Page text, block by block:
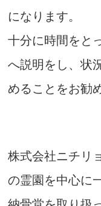
になります。
十分に時間をと
へ説明をし、状
めることをお勧
株式会社ニチリ
の霊園を中心に